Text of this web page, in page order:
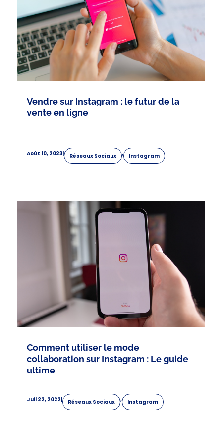
Vendre sur Instagram : le futur de la
vente en ligne
Août 10, 2023| Réseaux Sociaux , Instagram
Comment utiliser le mode
collaboration sur Instagram : Le guide
ultime
Juil 22, 2022| Réseaux Sociaux , Instagram